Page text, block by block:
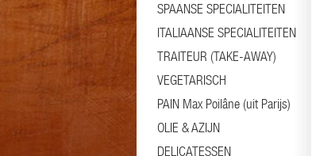
SPAANSE SPECIALITEITEN
ITALIAANSE SPECIALITEITEN
TRAITEUR (TAKE-AWAY)
VEGETARISCH
PAIN Max Poilâne (uit Parijs)
OLIE & AZIJN
DELICATESSEN